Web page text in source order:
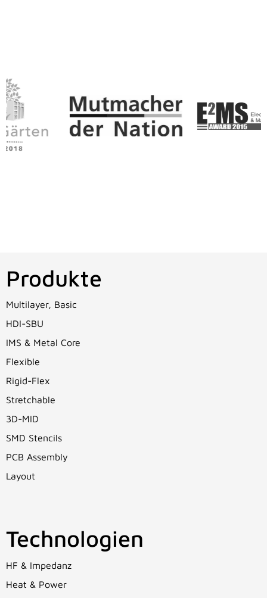
Produkte
Multilayer, Basic
HDI-SBU
IMS & Metal Core
Flexible
Rigid-Flex
Stretchable
3D-MID
SMD Stencils
PCB Assembly
Layout
Technologien
HF & Impedanz
Heat & Power